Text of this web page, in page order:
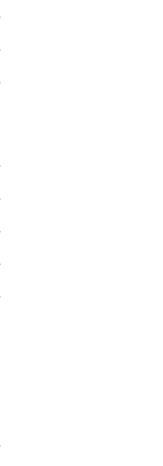
？
搞定
南
难题
荐）
案
单
南
访问